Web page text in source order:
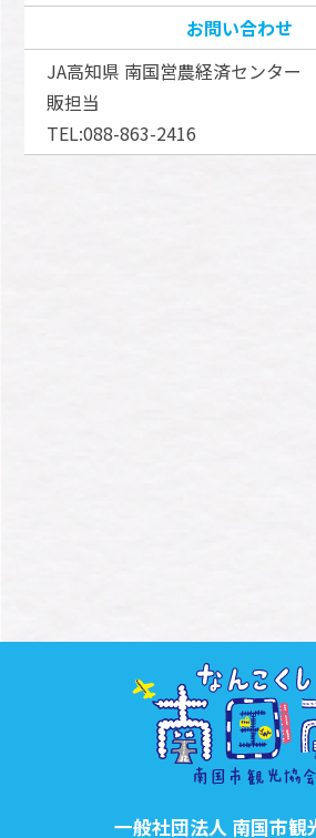
お問い合わせ
JA高知県 南国営農経済センタ
販担当
TEL:088-863-2416
一般社団法人 南国市